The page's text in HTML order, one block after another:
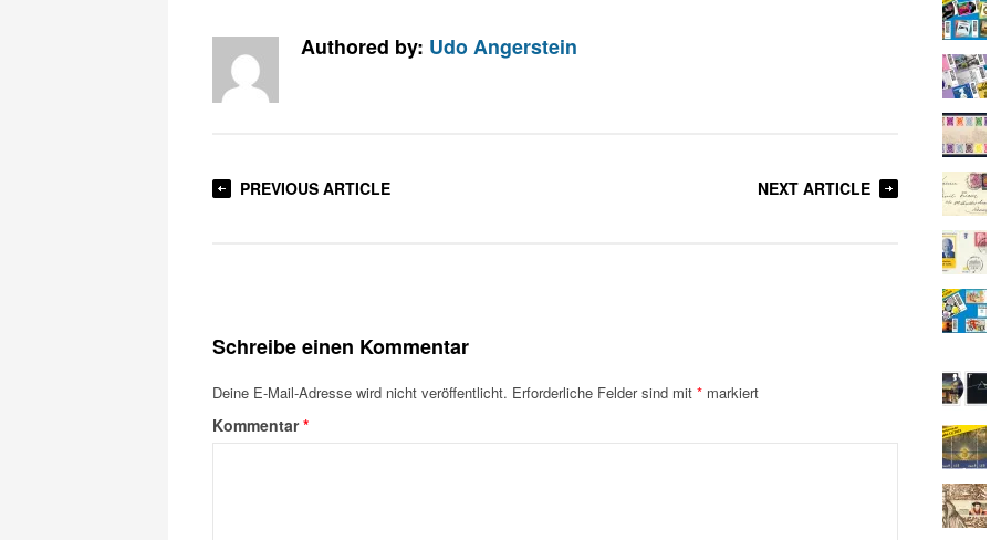
Authored by: Udo Angerstein
PREVIOUS ARTICLE NEXT ARTICLE
Schreibe einen Kommentar
Deine E-Mail-Adresse wird nicht veröffentlicht. Erforderliche Felder sind mit * markiert
Kommentar*